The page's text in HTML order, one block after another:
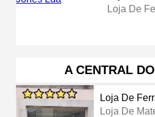
Loja De
A CENTRAL
Loja De
Loja De